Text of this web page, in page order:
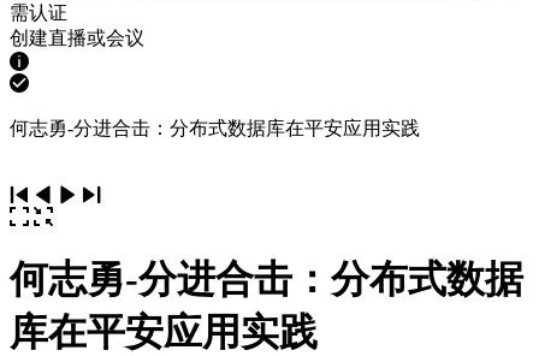
需认证
创建直播或会议
何志勇-分进合击：分布式数据库在平安应用实践
何志勇-分进合击：分布式数据
库在平安应用实践